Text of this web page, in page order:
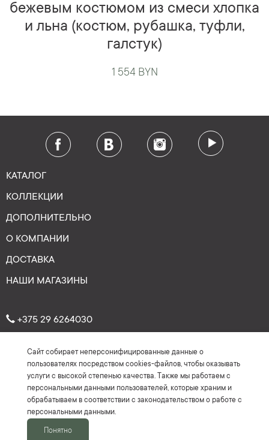
бежевым костюмом из смеси хлопка
и льна (костюм, рубашка, туфли,
галстук)
1 554 BYN
КАТАЛОГ
КОЛЛЕКЦИИ
ДОПОЛНИТЕЛЬНО
О КОМПАНИИ
ДОСТАВКА
НАШИ МАГАЗИНЫ
+375 29 6264030
Рейтинг: 4.7 ★ ★★ ★★
(На основе более 150 отзывов)
Сайт собирает неперсонифицированные данные о
пользователях посредством cookies-файлов, чтобы оказывать
услуги с высокой степенью качества. Также мы работаем с
персональными данными пользователей, которые храним и
обрабатываем в соответствии с законодательством о работе с
персональными данными.
Понятно